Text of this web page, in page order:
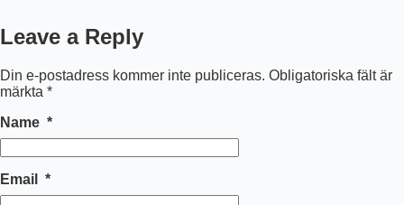
Leave a Reply
Din e-postadress kommer inte publiceras. Obligatoriska fält är
märkta *
Name *
Email *